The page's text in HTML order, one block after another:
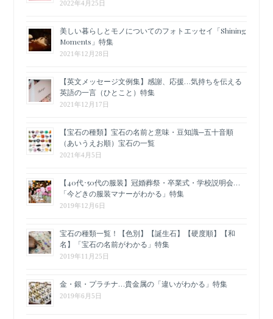
2022年4月25日
美しい暮らしとモノについてのフォトエッセイ「Shining
Moments」特集
2021年12月28日
【英文メッセージ文例集】感謝、応援…気持ちを伝える
英語の一言（ひとこと）特集
2021年12月17日
【宝石の種類】宝石の名前と意味・豆知識─五十音順
（あいうえお順）宝石の一覧
2021年4月5日
【40代･50代の服装】冠婚葬祭・卒業式・学校説明会…
「今どきの服装マナーがわかる」特集
2019年12月6日
宝石の種類一覧！【色別】【誕生石】【硬度順】【和
名】「宝石の名前がわかる」特集
2019年11月25日
金・銀・プラチナ…貴金属の「違いがわかる」特集
2019年6月5日